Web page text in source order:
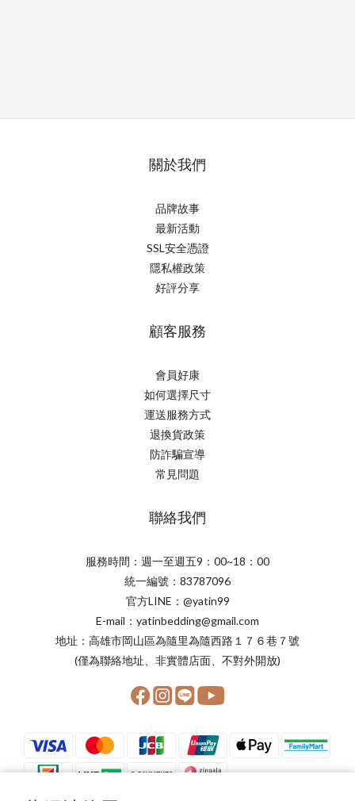
關於我們
品牌故事
最新活動
SSL安全憑證
隱私權政策
好評分享
顧客服務
會員好康
如何選擇尺寸
運送服務方式
退換貨政策
防詐騙宣導
常見問題
聯絡我們
服務時間：週一至週五9：00~18：00
統一編號：83787096
官方LINE：@yatin99
E-mail：yatinbedding@gmail.com
地址：高雄市岡山區為隨里為隨西路１７６巷７號
(僅為聯絡地址、非實體店面、不對外開放)